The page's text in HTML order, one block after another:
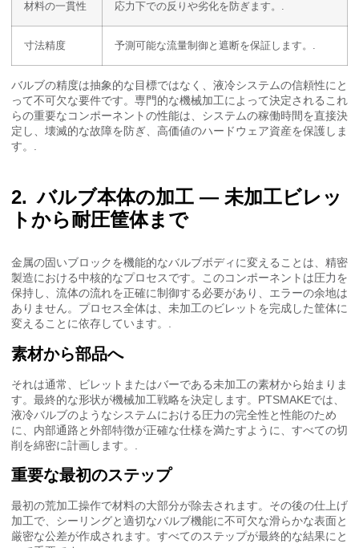
材料の一貫性 応力下での反りや劣化を防ぎます。.
寸法精度 予測可能な流量制御と遮断を保証します。.
バルブの精度は抽象的な目標ではなく、液冷システムの信頼性にと
って不可欠な要件です。専門的な機械加工によって決定されるこれ
らの重要なコンポーネントの性能は、システムの稼働時間を直接決
定し、壊滅的な故障を防ぎ、高価値のハードウェア資産を保護しま
す。.
バルブ本体の加工 — 未加工ビレッ
トから耐圧筐体まで
金属の固いブロックを機能的なバルブボディに変えることは、精密
製造における中核的なプロセスです。このコンポーネントは圧力を
保持し、流体の流れを正確に制御する必要があり、エラーの余地は
ありません。プロセス全体は、未加工のビレットを完成した筐体に
変えることに依存しています。.
素材から部品へ
それは通常、ビレットまたはバーである未加工の素材から始まりま
す。最終的な形状が機械加工戦略を決定します。PTSMAKEでは、
液冷バルブのようなシステムにおける圧力の完全性と性能のため
に、内部通路と外部特徴が正確な仕様を満たすように、すべての切
削を綿密に計画します。.
重要な最初のステップ
最初の荒加工操作で材料の大部分が除去されます。その後の仕上げ
加工で、シーリングと適切なバルブ機能に不可欠な滑らかな表面と
厳密な公差が作成されます。すべてのステップが最終的な結果にと